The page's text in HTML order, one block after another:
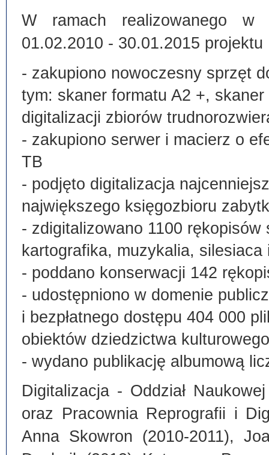
W ramach realizowanego w
01.02.2010 - 30.01.2015 projektu
- zakupiono nowoczesny sprzęt
tym: skaner formatu A2 +,
digitalizacji zbiorów
- zakupiono serwer i macierz o
TB
- podjęto digitalizacja
największego księgozbioru
- zdigitalizowano 1100
kartografika, muzykalia, silesiaca
- poddano konserwacji 142
- udostępniono w domenie
i bezpłatnego dostępu 404 000
obiektów dziedzictwa kulturowego
- wydano publikację albumową
Digitalizacja - Oddział
oraz Pracownia Reprografii i
Anna Skowron (2010-2011),